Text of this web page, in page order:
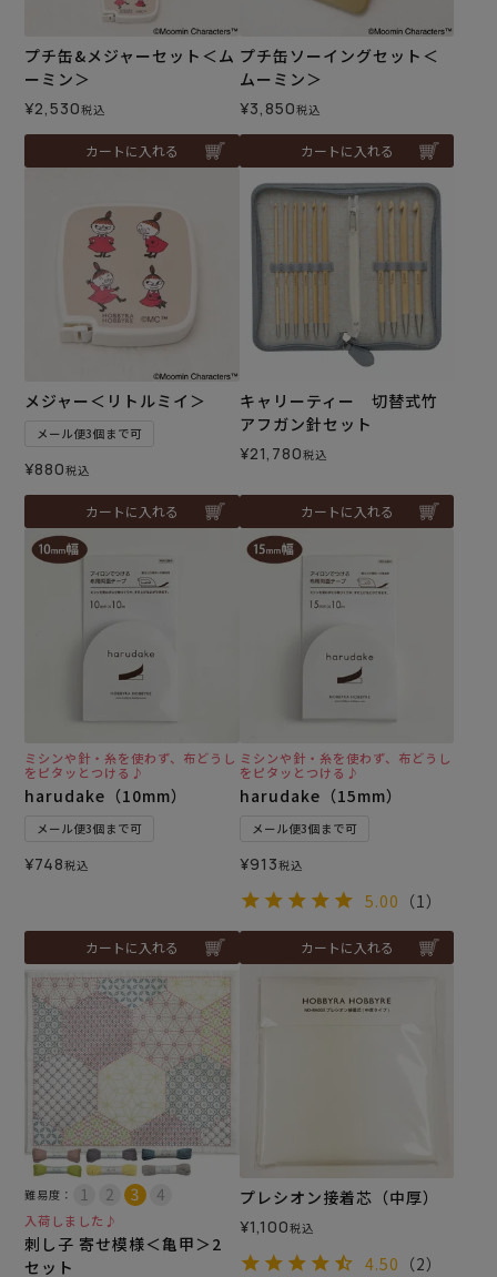
プチ缶&メジャーセット＜ム
ーミン＞
¥2,530税込
カートに入れる
プチ缶ソーイングセット＜
ムーミン＞
¥3,850税込
カートに入れる
メジャー＜リトルミイ＞
メール便3個まで可
¥880税込
カートに入れる
キャリーティー 切替式竹
アフガン針セット
¥21,780税込
カートに入れる
ミシンや針・糸を使わず、布どうし
をピタッとつける♪
harudake（10mm）
メール便3個まで可
¥748税込
カートに入れる
ミシンや針・糸を使わず、布どうし
をピタッとつける♪
harudake（15mm）
メール便3個まで可
¥913税込
5.00 （1）
カートに入れる
難易度：
入荷しました♪
刺し子 寄せ模様＜亀甲＞2
セット
プレシオン接着芯（中厚）
¥1,100税込
4.50 （2）